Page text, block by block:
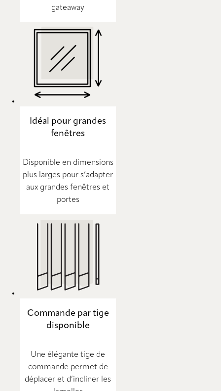
gateaway
Idéal pour grandes
fenêtres
Disponible en dimensions
plus larges pour s’adapter
aux grandes fenêtres et
portes
Commande par tige
disponible
Une élégante tige de
commande permet de
déplacer et d’incliner les